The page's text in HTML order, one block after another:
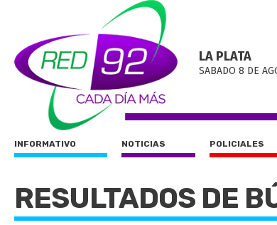
LA PLATA
SABADO 8 DE
INFORMATIVO NOTICIAS POLICIALES
RESULTADOS DE